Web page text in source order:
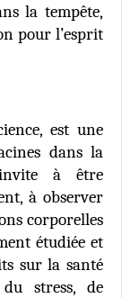
la tempête,
pour l’esprit
est une
dans la
à être
à observer
corporelles
étudiée et
sur la santé
stress, de